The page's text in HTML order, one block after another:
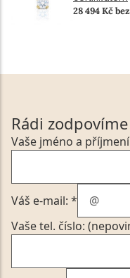
28 494 Kč
Rádi
Vaše jméno a
Váš e-mail: *
Vaše tel. číslo: